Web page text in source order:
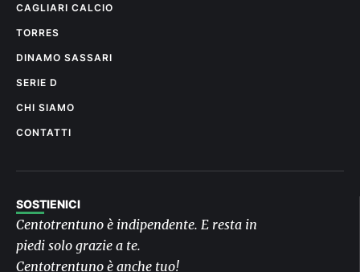
CAGLIARI CALCIO
TORRES
DINAMO SASSARI
SERIE D
CHI SIAMO
CONTATTI
SOSTIENICI
Centotrentuno è indipendente. E resta in
piedi solo grazie a te.
Centotrentuno è anche tuo!